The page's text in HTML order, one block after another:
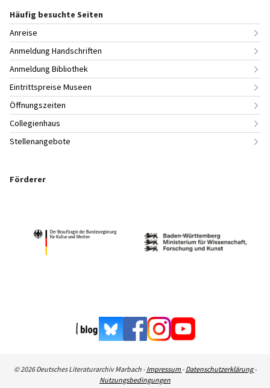
Häufig besuchte Seiten
Anreise
Anmeldung Handschriften
Anmeldung Bibliothek
Eintrittspreise Museen
Öffnungszeiten
Collegienhaus
Stellenangebote
Förderer
© 2026 Deutsches Literaturarchiv Marbach - Impressum - Datenschutzerklärung-
Nutzungsbedingungen